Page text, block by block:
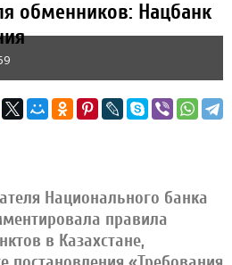
обменников: Нацбанк
Национального банка
правила
в Казахстане,